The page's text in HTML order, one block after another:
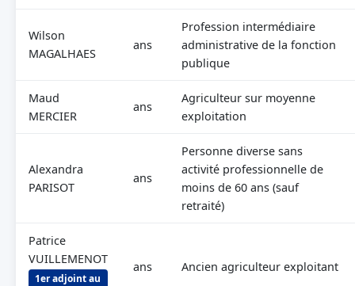
Wilson
MAGALHAES
ans
Profession intermédiaire
administrative de la fonction
publique
Maud
MERCIER
ans
Agriculteur sur moyenne
exploitation
Alexandra
PARISOT
ans
Personne diverse sans
activité professionnelle de
moins de 60 ans (sauf
retraité)
Patrice
VUILLEMENOT
1er adjoint au
ans Ancien agriculteur exploitant